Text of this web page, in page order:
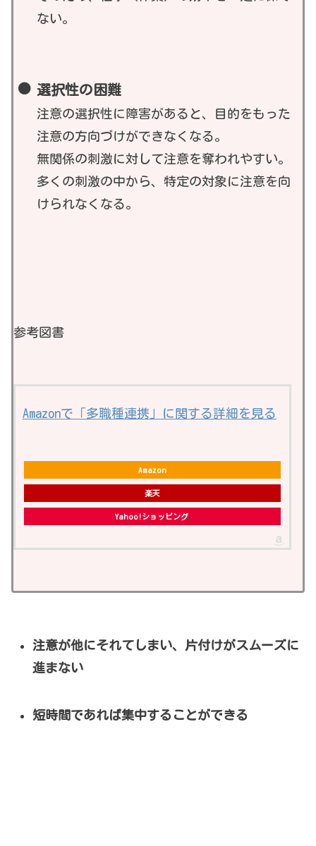
ない。
選択性の困難
注意の選択性に障害があると、目的をもった
注意の方向づけができなくなる。
無関係の刺激に対して注意を奪われやすい。
多くの刺激の中から、特定の対象に注意を向
けられなくなる。
参考図書
Amazonで「多職種連携」に関する詳細を見る
Amazon
楽天
Yahoo!ショッピング
注意が他にそれてしまい、片付けがスムーズに
進まない
短時間であれば集中することができる